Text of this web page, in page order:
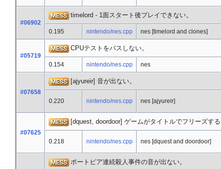
#06902
timelord - 1面スタート後プレイできない。
0.195 nintendo/nes.cpp nes [timelord and clones]
#05719
CPUテストをパスしない。
0.154 nintendo/nes.cpp nes
#07658
[ajyureir] 音が出ない。
0.220 nintendo/nes.cpp nes [ajyureir]
#07625
[dquest, doordoor] ゲームがタイトルでフリーズす
0.218 nintendo/nes.cpp nes [dquest and doordoor]
ポートピア連続殺人事件の音が出ない。